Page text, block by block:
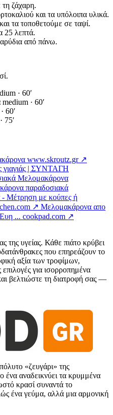
ζάχαρη.
και τα υπόλοιπα υλικά.
τα τοποθετούμε σε ταψί.
25 λεπτά.
από πάνω.
· 60′
medium · 60′
60′
75′
www.skroutz.gr ↗
γιαγιάς | ΣΥΝΤΑΓΗ
Μελομακάρονα
παραδοσιακά
Μέτρηση με κούπες ή
↗ Μελομακάρονα απο
... cookpad.com ↗
της υγείας. Κάθε πιάτο κρύβει
που επηρεάζουν το
αξία των τροφίμων,
για ισορροπημένα
βελτιώστε τη διατροφή σας —
«ζευγάρι» της
ένα αναδεικνύει τα κρυμμένα
κρασί συναντά το
ένα γεύμα, αλλά μια αρμονική